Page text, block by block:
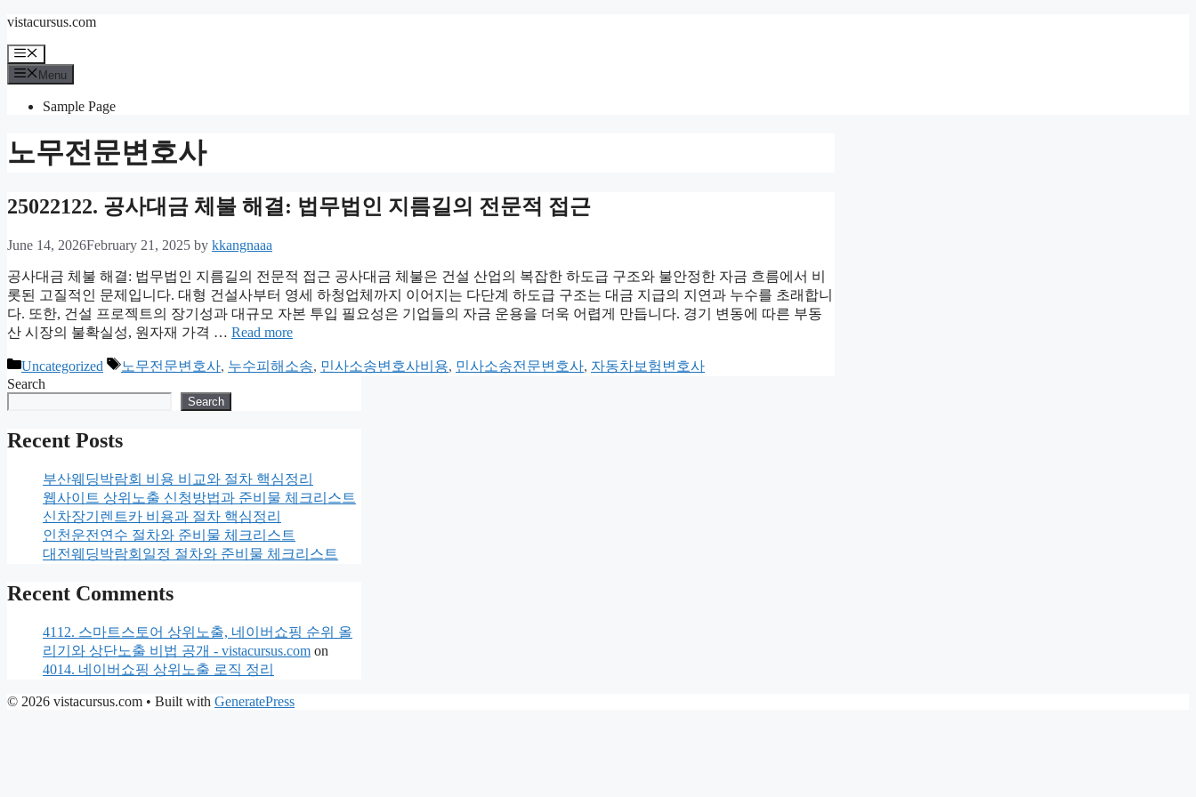
Skip
content
vistacursus.com
Menu
Menu
Sample Page
노무전문변호사
25022122. 공사대금 체불 해결: 법무법인 지름길의 전문적 접근
June 14, 2026February 21, 2025 by kkangnaaa
공사대금 체불 해결: 법무법인 지름길의 전문적 접근 공사대금 체불은 건설 산업의 복잡한 하도급 구조와 불안정한 자금 흐름에서 비
롯된 고질적인 문제입니다. 대형 건설사부터 영세 하청업체까지 이어지는 다단계 하도급 구조는 대금 지급의 지연과 누수를 초래합니
다. 또한, 건설 프로젝트의 장기성과 대규모 자본 투입 필요성은 기업들의 자금 운용을 더욱 어렵게 만듭니다. 경기 변동에 따른 부동
산 시장의 불확실성, 원자재 가격 … Read more
Categories
Uncategorized Tags
노무전문변호사, 누수피해소송, 민사소송변호사비용, 민사소송전문변호사, 자동차보험변호사
Search
Search
Recent Posts
부산웨딩박람회 비용 비교와 절차 핵심정리
웹사이트 상위노출 신청방법과 준비물 체크리스트
신차장기렌트카 비용과 절차 핵심정리
인천운전연수 절차와 준비물 체크리스트
대전웨딩박람회일정 절차와 준비물 체크리스트
Recent Comments
4112. 스마트스토어 상위노출, 네이버쇼핑 순위 올
리기와 상단노출 비법 공개 - vistacursus.com on
4014. 네이버쇼핑 상위노출 로직 정리
© 2026 vistacursus.com • Built with GeneratePress